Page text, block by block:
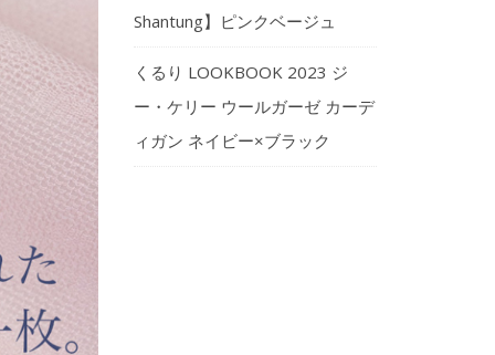
Shantung】ピンクベージュ
くるり LOOKBOOK 2023 ジ
ー・ケリー ウールガーゼ カーデ
ィガン ネイビー×ブラック